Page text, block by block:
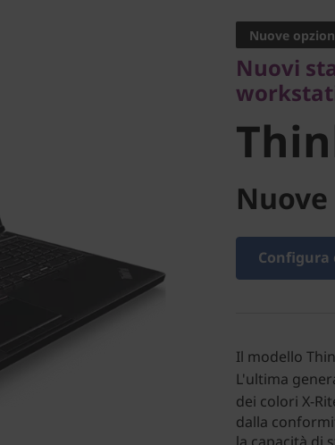
Nuove
Nuovi
Configura
Il modello
L'ultima
dei colori X-
dalla